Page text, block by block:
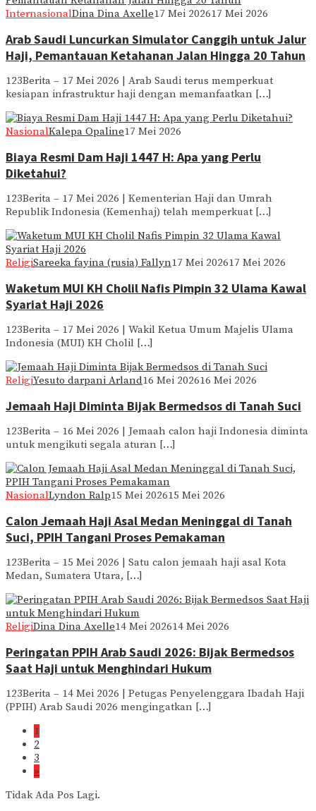
InternasionalDina Dina Axelle17 Mei 202617 Mei 2026
Arab Saudi Luncurkan Simulator Canggih untuk Jalur
Haji, Pemantauan Ketahanan Jalan Hingga 20 Tahun
123Berita – 17 Mei 2026 | Arab Saudi terus memperkuat
kesiapan infrastruktur haji dengan memanfaatkan […]
NasionalKalepa Opaline17 Mei 2026
Biaya Resmi Dam Haji 1447 H: Apa yang Perlu
Diketahui?
123Berita – 17 Mei 2026 | Kementerian Haji dan Umrah
Republik Indonesia (Kemenhaj) telah memperkuat […]
ReligiSareeka fayina (rusia) Fallyn17 Mei 202617 Mei 2026
Waketum MUI KH Cholil Nafis Pimpin 32 Ulama Kawal
Syariat Haji 2026
123Berita – 17 Mei 2026 | Wakil Ketua Umum Majelis Ulama
Indonesia (MUI) KH Cholil […]
ReligiYesuto darpani Arland16 Mei 202616 Mei 2026
Jemaah Haji Diminta Bijak Bermedsos di Tanah Suci
123Berita – 16 Mei 2026 | Jemaah calon haji Indonesia diminta
untuk mengikuti segala aturan […]
NasionalLyndon Ralp15 Mei 202615 Mei 2026
Calon Jemaah Haji Asal Medan Meninggal di Tanah
Suci, PPIH Tangani Proses Pemakaman
123Berita – 15 Mei 2026 | Satu calon jemaah haji asal Kota
Medan, Sumatera Utara, […]
ReligiDina Dina Axelle14 Mei 202614 Mei 2026
Peringatan PPIH Arab Saudi 2026: Bijak Bermedsos
Saat Haji untuk Menghindari Hukum
123Berita – 14 Mei 2026 | Petugas Penyelenggara Ibadah Haji
(PPIH) Arab Saudi 2026 mengingatkan […]
1
2
3
»
Tidak Ada Pos Lagi.